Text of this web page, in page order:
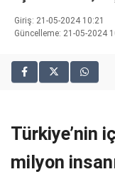
veren
deneme
editorbet
Giriş: 21-05-2024 10:21
Güncelleme: 21-05-2024
Türkiye’nin
milyon